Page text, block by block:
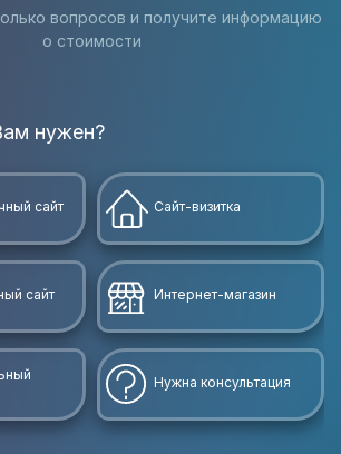
вопросов и получите информацию
о стоимости
нужен?
сайт Сайт-визитка
сайт Интернет-магазин
Нужна консультация